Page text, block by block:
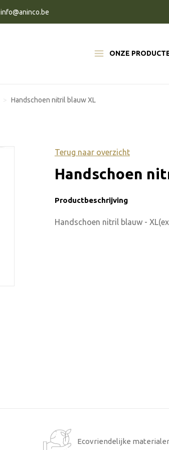
ONZE
info@aninco.be
Handschoen nitril blauw XL
Terug naar overzicht
Handschoen
Productbeschrijving
Handschoen nitril blauw -
Ecovriendelijke